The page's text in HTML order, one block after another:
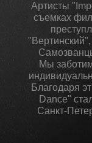
Артисты
съемках
Мы
Благодаря
Dance"
Санкт-